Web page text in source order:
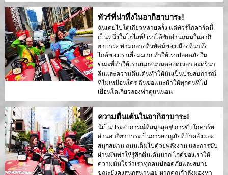
ทัวร์ที่น่าทึ่งในอากิฮาบาระ!
ฉันเคยไปโตเกียวหลายครั้ง แต่ทัวร์โกคาร์ตนี้
เป็นหนึ่งในไฮไลท์! เราได้ขับผ่านถนนในอากิ
ฮาบาระ ท่ามกลางทิวทัศน์ของเมืองที่น่าทึ่ง
ไกด์ของเราเยี่ยมมาก ทำให้เราปลอดภัยใน
ขณะที่ทำให้เราสนุกสนานตลอดเวลา อะดรีนา
ลีนและความตื่นเต้นทำให้มันเป็นประสบการณ์
ที่ไม่เหมือนใคร ฉันขอแนะนำให้ทุกคนที่ไป
เยือนโตเกียวลองทำดูแน่นอน
ความตื่นเต้นในอากิฮาบาระ!
นี่เป็นประสบการณ์ที่สนุกสุดๆ! การขับโกคาร์ท
ผ่านอากิฮาบาระเป็นการผจญภัยที่บ้าคลั่งและ
สนุกสนาน ถนนเต็มไปด้วยพลังงาน และการขับ
ผ่านมันทำให้รู้สึกตื่นเต้นมาก ไกด์ของเราให้
ความมั่นใจว่าเราทุกคนปลอดภัยและสบาย
ขณะยังคงสนุกสนานอยู่ หากคุณกำลังมองหา